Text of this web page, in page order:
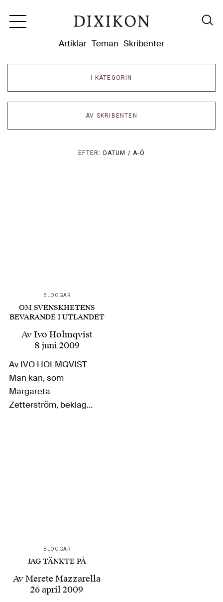
Artiklar Teman Skribenter
I KATEGORIN
AV SKRIBENTEN
EFTER: DATUM /A-Ö
BLOGGAR
OM SVENSKHETENS
BEVARANDE I UTLANDET
AvIvo Holmqvist
8 juni 2009
Av IVO HOLMQVIST
Man kan, som
Margareta
Zetterström, beklaga
BLOGGAR
JAG TÄNKTE PÅ
AvMerete Mazzarella
26 april 2009